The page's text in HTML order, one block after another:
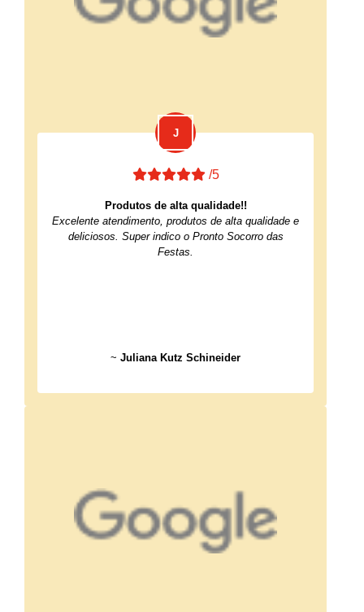
/5
Produtos de alta qualidade!!
Excelente atendimento, produtos de alta qualidade e
deliciosos. Super indico o Pronto Socorro das
Festas.
~ Juliana Kutz Schineider